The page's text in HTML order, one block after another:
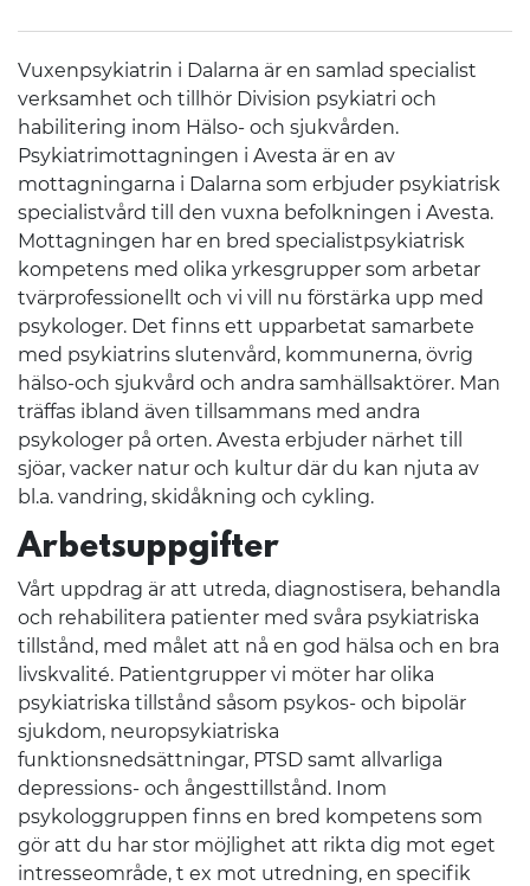
Vuxenpsykiatrin i Dalarna är en samlad specialist
verksamhet och tillhör Division psykiatri och
habilitering inom Hälso- och sjukvården.
Psykiatrimottagningen i Avesta är en av
mottagningarna i Dalarna som erbjuder psykiatrisk
specialistvård till den vuxna befolkningen i Avesta.
Mottagningen har en bred specialistpsykiatrisk
kompetens med olika yrkesgrupper som arbetar
tvärprofessionellt och vi vill nu förstärka upp med
psykologer. Det finns ett upparbetat samarbete
med psykiatrins slutenvård, kommunerna, övrig
hälso-och sjukvård och andra samhällsaktörer. Man
träffas ibland även tillsammans med andra
psykologer på orten. Avesta erbjuder närhet till
sjöar, vacker natur och kultur där du kan njuta av
bl.a. vandring, skidåkning och cykling.
Arbetsuppgifter
Vårt uppdrag är att utreda, diagnostisera, behandla
och rehabilitera patienter med svåra psykiatriska
tillstånd, med målet att nå en god hälsa och en bra
livskvalité. Patientgrupper vi möter har olika
psykiatriska tillstånd såsom psykos- och bipolär
sjukdom, neuropsykiatriska
funktionsnedsättningar, PTSD samt allvarliga
depressions- och ångesttillstånd. Inom
psykologgruppen finns en bred kompetens som
gör att du har stor möjlighet att rikta dig mot eget
intresseområde, t ex mot utredning, en specifik